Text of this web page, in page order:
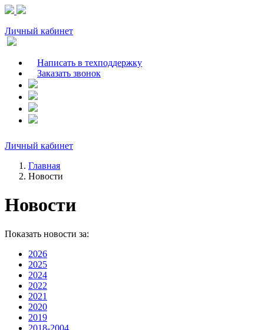
Личный кабинет
Написать в техподдержку
Заказать звонок
Личный кабинет
Главная
Новости
Новости
Показать новости за:
2026
2025
2024
2022
2021
2020
2019
2018-2004